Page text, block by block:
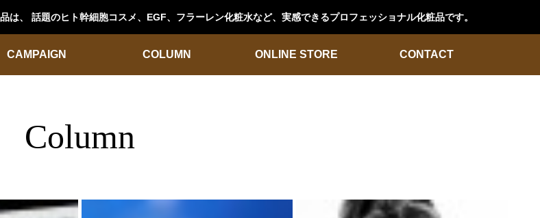
、 話題のヒト幹細胞コスメ、EGF、フラーレン化粧水など、実感できるプロフェッショナル化粧品です。
CAMPAIGN COLUMN ONLINE STORE CONTACT
Column